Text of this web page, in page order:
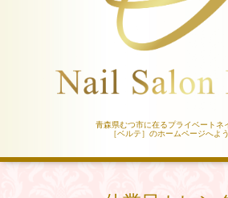
青森県むつ市に在るプライベートネ
［ベルテ］のホームページへよ